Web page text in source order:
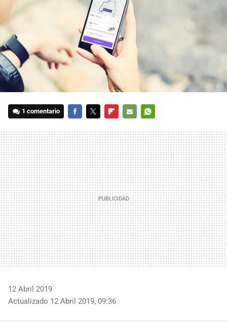
1 comentario
MAIL
12 Abril 2019
Actualizado 12 Abril 2019, 09:36